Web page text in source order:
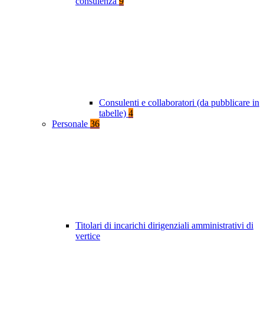
Consulenti e collaboratori (da pubblicare in
tabelle) 4
Personale 36
Titolari di incarichi dirigenziali amministrativi di
vertice